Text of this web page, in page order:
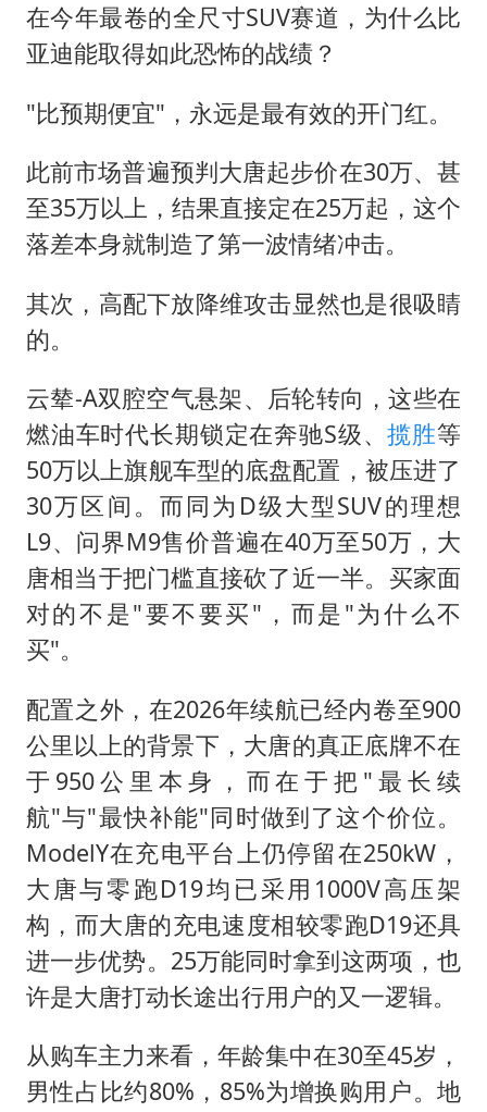
在今年最卷的全尺寸SUV赛道，为什么比
亚迪能取得如此恐怖的战绩？
"比预期便宜"，永远是最有效的开门红。
此前市场普遍预判大唐起步价在30万、甚
至35万以上，结果直接定在25万起，这个
落差本身就制造了第一波情绪冲击。
其次，高配下放降维攻击显然也是很吸睛
的。
云辇-A双腔空气悬架、后轮转向，这些在
燃油车时代长期锁定在奔驰S级、揽胜等
50万以上旗舰车型的底盘配置，被压进了
30万区间。而同为D级大型SUV的理想
L9、问界M9售价普遍在40万至50万，大
唐相当于把门槛直接砍了近一半。买家面
对的不是"要不要买"，而是"为什么不
买"。
配置之外，在2026年续航已经内卷至900
公里以上的背景下，大唐的真正底牌不在
于950公里本身，而在于把"最长续
航"与"最快补能"同时做到了这个价位。
ModelY在充电平台上仍停留在250kW，
大唐与零跑D19均已采用1000V高压架
构，而大唐的充电速度相较零跑D19还具
进一步优势。25万能同时拿到这两项，也
许是大唐打动长途出行用户的又一逻辑。
从购车主力来看，年龄集中在30至45岁，
男性占比约80%，85%为增换购用户。地